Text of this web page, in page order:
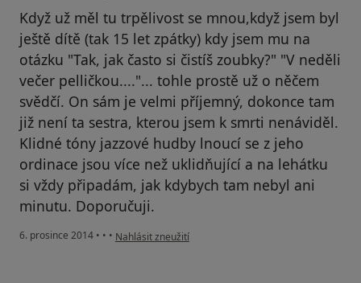
Když už měl tu trpělivost se mnou,když jsem byl
ještě dítě (tak 15 let zpátky) kdy jsem mu na
otázku "Tak, jak často si čistíš zoubky?" "V neděli
večer pelličkou...."... tohle prostě už o něčem
svědčí. On sám je velmi příjemný, dokonce tam
již není ta sestra, kterou jsem k smrti nenáviděl.
Klidné tóny jazzové hudby lnoucí se z jeho
ordinace jsou více než uklidňující a na lehátku
si vždy připadám, jak kdybych tam nebyl ani
minutu. Doporučuji.
6. prosince 2014 • • • podle názoru uživatele Váš účet byl odstraněn
Nahlásit zneužití